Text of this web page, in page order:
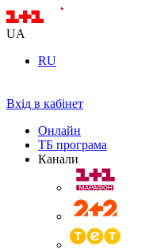
UA
RU
Вхід в кабінет
Онлайн
ТБ програма
Канали